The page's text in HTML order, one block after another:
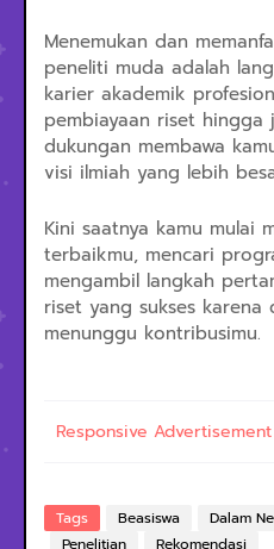
Menemukan dan
peneliti muda adalah
karier akademik
pembiayaan riset
dukungan membawa
visi ilmiah yang lebih
Kini saatnya kamu mulai
terbaikmu, mencari
mengambil langkah
riset yang sukses
menunggu kontribusimu.
Responsive Advertisement
Tags Beasiswa Dalam
Penelitian
Rekomendasi